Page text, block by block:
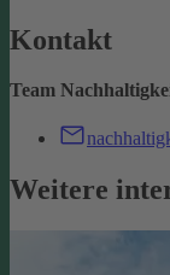
Kontakt
Team
Weitere